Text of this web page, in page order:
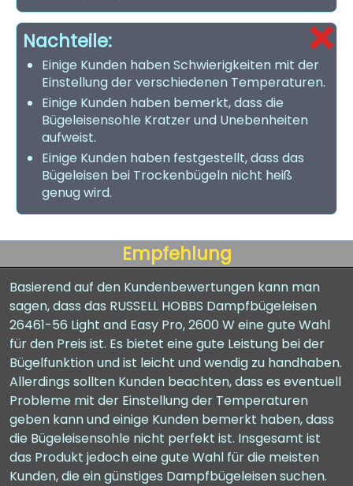
Nachteile:
Einige Kunden haben Schwierigkeiten mit der
Einstellung der verschiedenen Temperaturen.
Einige Kunden haben bemerkt, dass die
Bügeleisensohle Kratzer und Unebenheiten
aufweist.
Einige Kunden haben festgestellt, dass das
Bügeleisen bei Trockenbügeln nicht heiß
genug wird.
Empfehlung
Basierend auf den Kundenbewertungen kann man
sagen, dass das RUSSELL HOBBS Dampfbügeleisen
26461-56 Light and Easy Pro, 2600 W eine gute Wahl
für den Preis ist. Es bietet eine gute Leistung bei der
Bügelfunktion und ist leicht und wendig zu handhaben.
Allerdings sollten Kunden beachten, dass es eventuell
Probleme mit der Einstellung der Temperaturen
geben kann und einige Kunden bemerkt haben, dass
die Bügeleisensohle nicht perfekt ist. Insgesamt ist
das Produkt jedoch eine gute Wahl für die meisten
Kunden, die ein günstiges Dampfbügeleisen suchen.